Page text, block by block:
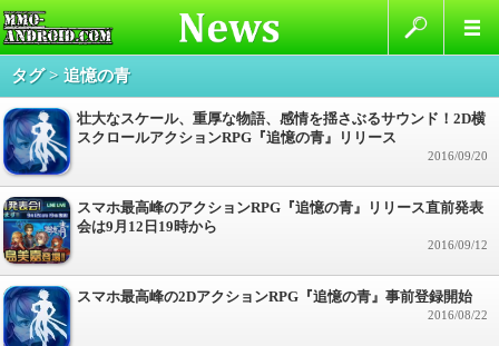
タグ > 追憶の青
壮大なスケール、重厚な物語、感情を揺さぶるサウンド！2D横
スクロールアクションRPG『追憶の青』リリース
2016/09/20
スマホ最高峰のアクションRPG『追憶の青』リリース直前発表
会は9月12日19時から
2016/09/12
スマホ最高峰の2DアクションRPG『追憶の青』事前登録開始
2016/08/22